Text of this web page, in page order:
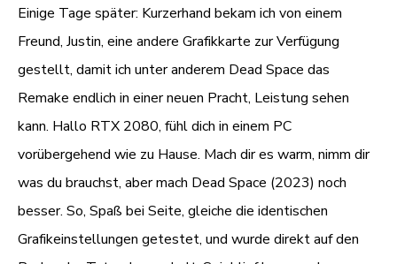
Einige Tage später: Kurzerhand bekam ich von einem
Freund, Justin, eine andere Grafikkarte zur Verfügung
gestellt, damit ich unter anderem Dead Space das
Remake endlich in einer neuen Pracht, Leistung sehen
kann. Hallo RTX 2080, fühl dich in einem PC
vorübergehend wie zu Hause. Mach dir es warm, nimm dir
was du brauchst, aber mach Dead Space (2023) noch
besser. So, Spaß bei Seite, gleiche die identischen
Grafikeinstellungen getestet, und wurde direkt auf den